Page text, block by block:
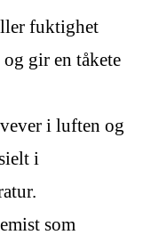
fuktighet
gir en tåkete
i luften og
i
som